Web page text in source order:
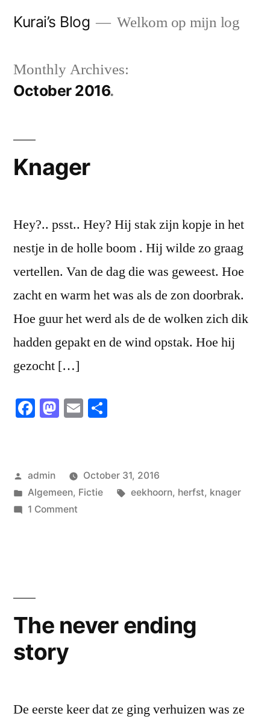
Kurai’s Blog Welkom op mijn log
Monthly Archives:
October 2016
Knager
Hey?.. psst.. Hey? Hij stak zijn kopje in het
nestje in de holle boom . Hij wilde zo graag
vertellen. Van de dag die was geweest. Hoe
zacht en warm het was als de zon doorbrak.
Hoe guur het werd als de de wolken zich dik
hadden gepakt en de wind opstak. Hoe hij
gezocht […]
Facebook
Mastodon
Email
Posted
by
admin
October 31, 2016
Posted
in
Algemeen, Fictie Tags:
eekhoorn, herfst, knager
1 Commenton
The never ending
story
De eerste keer dat ze ging verhuizen was ze